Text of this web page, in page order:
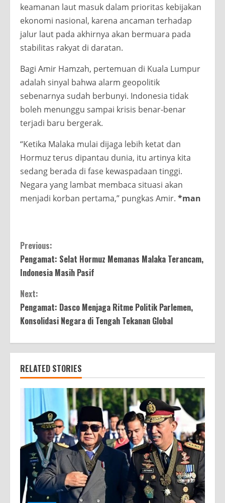
keamanan laut masuk dalam prioritas kebijakan
ekonomi nasional, karena ancaman terhadap
jalur laut pada akhirnya akan bermuara pada
stabilitas rakyat di daratan.
Bagi Amir Hamzah, pertemuan di Kuala Lumpur
adalah sinyal bahwa alarm geopolitik
sebenarnya sudah berbunyi. Indonesia tidak
boleh menunggu sampai krisis benar-benar
terjadi baru bergerak.
“Ketika Malaka mulai dijaga lebih ketat dan
Hormuz terus dipantau dunia, itu artinya kita
sedang berada di fase kewaspadaan tinggi.
Negara yang lambat membaca situasi akan
menjadi korban pertama,” pungkas Amir. *man
Continue
Reading
Previous:
Pengamat: Selat Hormuz Memanas Malaka Terancam,
Indonesia Masih Pasif
Next:
Pengamat: Dasco Menjaga Ritme Politik Parlemen,
Konsolidasi Negara di Tengah Tekanan Global
RELATED STORIES